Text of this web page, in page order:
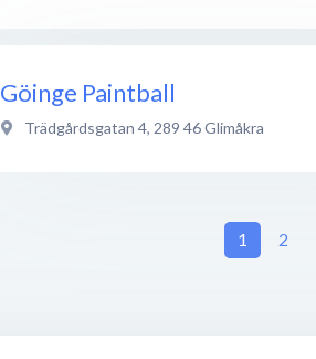
Göinge Paintball
Trädgårdsgatan 4, 289 46Glimåkra
1 2